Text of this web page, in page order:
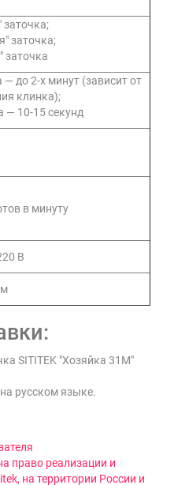
заточка;
заточка;
заточка
— до 2-х минут (зависит от
клинка);
— 10-15 секунд
в минуту
В
SITITEK "Хозяйка 31M"
русском языке.